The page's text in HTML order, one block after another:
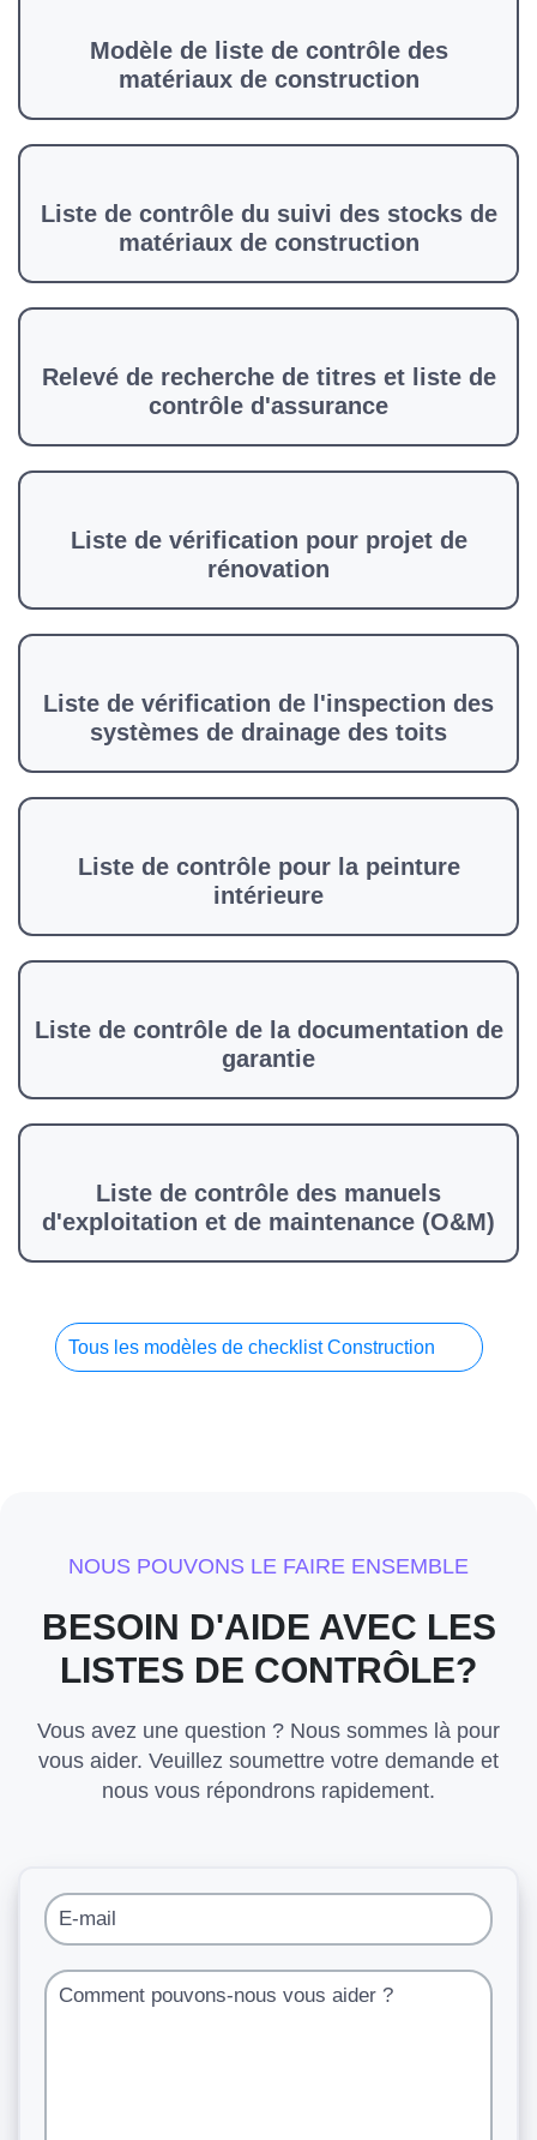
Modèle de liste de contrôle des
matériaux de construction
Liste de contrôle du suivi des stocks de
matériaux de construction
Relevé de recherche de titres et liste de
contrôle d'assurance
Liste de vérification pour projet de
rénovation
Liste de vérification de l'inspection des
systèmes de drainage des toits
Liste de contrôle pour la peinture
intérieure
Liste de contrôle de la documentation de
garantie
Liste de contrôle des manuels
d'exploitation et de maintenance (O&M)
Tous les modèles de checklist Construction
NOUS POUVONS LE FAIRE ENSEMBLE
BESOIN D'AIDE AVEC LES
LISTES DE CONTRÔLE?
Vous avez une question ? Nous sommes là pour
vous aider. Veuillez soumettre votre demande et
nous vous répondrons rapidement.
E-mail
Comment pouvons-nous vous aider ?